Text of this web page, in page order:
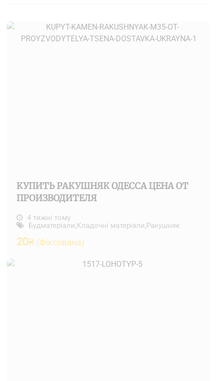
КУПИТЬ РАКУШНЯК ОДЕССА ЦЕНА ОТ
ПРОИЗВОДИТЕЛЯ
4 тижні тому
Будматеріали,Кладочні матеріали,Ракушняк
20₴ (Фіксована)